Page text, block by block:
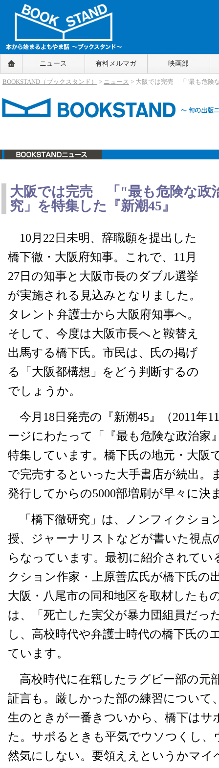
BOOKSTAND（ブックスタンド）
～本から始まるよもやま話～
BOOKSTAND（ブ
ニュース 有料メルマガ 映画部
BOOKSTAND（ブックスタンド） > ニュース > 大阪では完売 「"最も危険
大阪では完売 「"最も危険な政
究」を特集した『新潮45』
10月22日未明、辞職願を提出した
橋下徹・大阪府知事。これで、11月
27日の知事と大阪市長のダブル選挙
が実施される見込みとなりました。
タレント弁護士から大阪府知事へ。
そして、今度は大阪市長へと鞍替え
出馬する橋下氏。市民は、氏の掲げ
る「大阪都構想」をどう判断するの
でしょうか。
今月18日発売の『新潮45』（2011年
ージにわたって「『最も危険な政治家
特集しています。橋下氏の地元・大阪
で完売するといった大手書店が続出。
発行してからの5000部増刷が早々に決
「橋下徹研究」は、ノンフィクショ
授、ジャーナリストなどが書いた視点
らなっています。最初に紹介されてい
クション作家・上原善広氏が橋下氏の
大阪・八尾市の同和地区を取材したも
は、「死亡した実父が暴力団組員だっ
し、高校時代や弁護士時代の橋下氏の
ています。
高校時代に在籍したラグビー部の元
証言も。厳しかった部の練習について
生のときが一番きついから、橋下はサ
た。サボるときも平気でウソつくし、
然気にしない。要領ええというかマイ